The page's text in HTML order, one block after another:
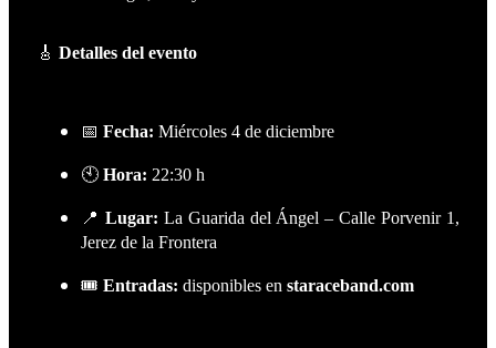
🎸 Detalles del evento
📅 Fecha: Miércoles 4 de diciembre
🕙 Hora: 22:30 h
📍 Lugar: La Guarida del Ángel – Calle Porvenir 1,
Jerez de la Frontera
🎟️ Entradas: disponibles en staraceband.com